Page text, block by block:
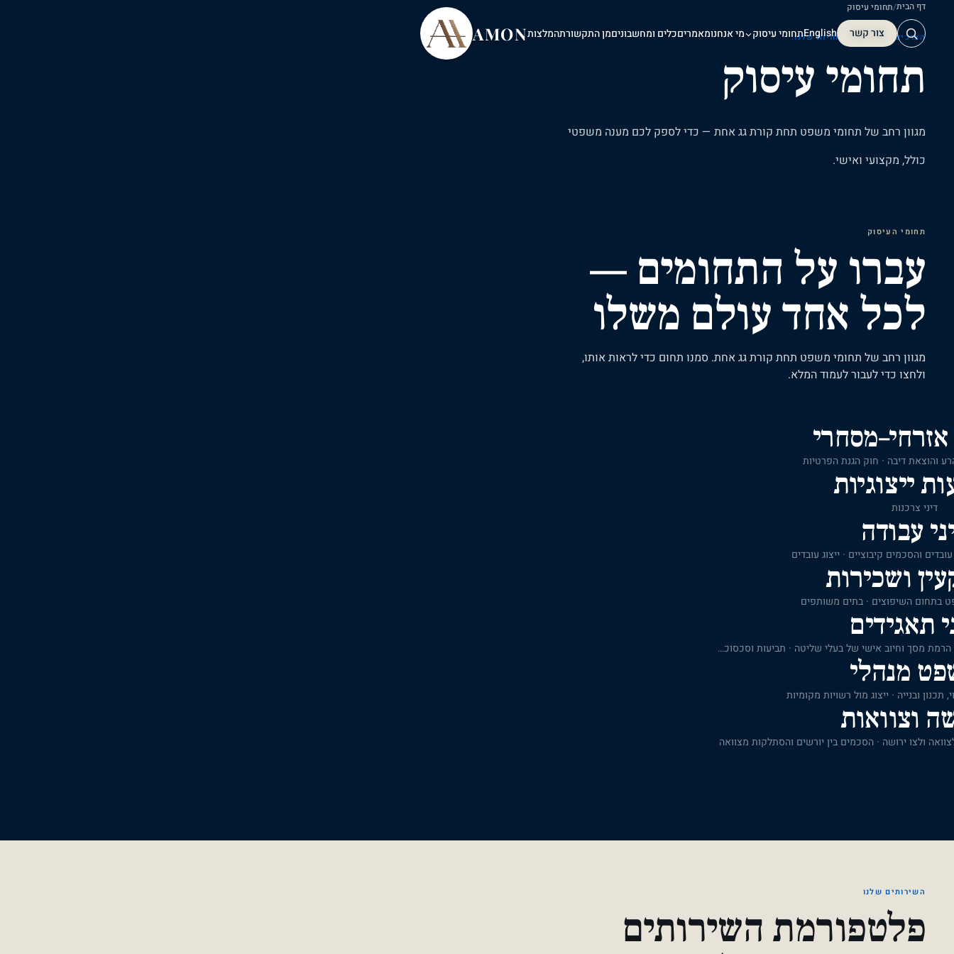
AMON תחומי עיסוק מי אנחנומאמריםכלים ומחשבוניםמן התקשורתהמלצות English
צור קשר
דף הבית/תחומי עיסוק
הצרכים שלכם. ההתמחויות שלנו.
תחומי עיסוק
מגוון רחב של תחומי משפט תחת קורתגגאחת — כדילספק לכם מענה משפטי
כולל, מקצועי ואישי.
תחומי העיסוק
עברו על התחומים —
לכל אחד עולם משלו
מגוון רחב של תחומי משפט תחת קורת גג אחת. סמנו תחום כדי לראות אותו,
ולחצו כדי לעבור לעמוד המלא.
והוצאת דיבה · חוק הגנת הפרטיות
ייצוגיות
דיני צרכנות
עבודה
והסכמים קיבוציים · ייצוג עובדים
ושכירות
בתחום השיפוצים · בתים משותפים
תאגידים
ייצוג חברות ובעלי מניות בדיני תאגידים · הרמת מסך וחיוב אישי של בעלי שליטה · תביעות וסכסוכים בין בעלי מניות ושותפים
מנהלי
תכנון ובנייה · ייצוג מול רשויות מקומיות
וצוואות
ולצו ירושה · הסכמים בין יורשים והסתלקות מצוואה
השירותים שלנו
פלטפורמת השירותים